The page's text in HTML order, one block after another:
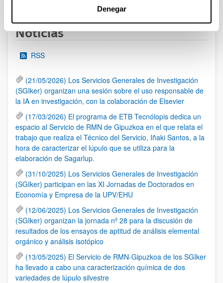
Denegar
Noticias
RSS
(21/05/2026) Los Servicios Generales de Investigación
(SGIker) organizan una sesión sobre el uso responsable de
la IA en investigación, con la colaboración de Elsevier
(17/03/2026) El programa de ETB Tecnólopis dedica un
espacio al Servicio de RMN de Gipuzkoa en el que relata el
trabajo que realiza el Técnico del Servicio, Iñaki Santos, a la
hora de caracterizar el lúpulo que se utiliza para la
elaboración de Sagarlup.
(31/10/2025) Los Servicios Generales de Investigación
(SGIker) participan en las XI Jornadas de Doctorados en
Economía y Empresa de la UPV/EHU
(12/06/2025) Los Servicios Generales de Investigación
(SGIker) organizan la jornada nº 28 para la discusión de
resultados de los ensayos de aptitud de análisis elemental
orgánico y análisis isotópico
(13/05/2025) El Servicio de RMN-Gipuzkoa de los SGIker
ha llevado a cabo una caracterización química de dos
variedades de lúpulo silvestre